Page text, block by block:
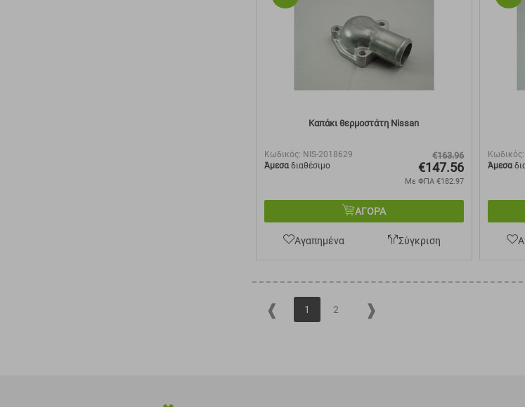
Καπάκι θερμοστάτη Nissan
Κωδικός: NIS-2018629
Άμεσαδιαθέσιμο
€163.96
€147.56
Με ΦΠΑ €182.97
ΑΓΟΡΑ
Αγαπημένα Σύγκριση
Κωδικός:
Άμεσα
1 2